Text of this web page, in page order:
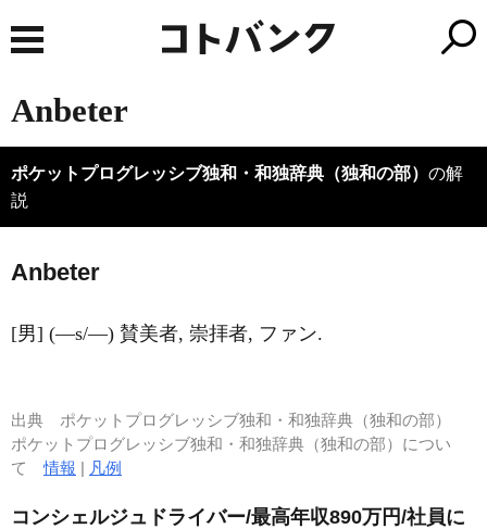
Anbeter
ポケットプログレッシブ独和・和独辞典（独和の部） の解
説
Anbeter
[男] (―s/―) 賛美者, 崇拝者, ファン.
出典 ポケットプログレッシブ独和・和独辞典（独和の部）
ポケットプログレッシブ独和・和独辞典（独和の部）につい
て情報 | 凡例
コンシェルジュドライバー/最高年収890万円/社員に